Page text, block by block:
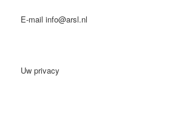
E-mail info@arsl.nl
Uw privacy